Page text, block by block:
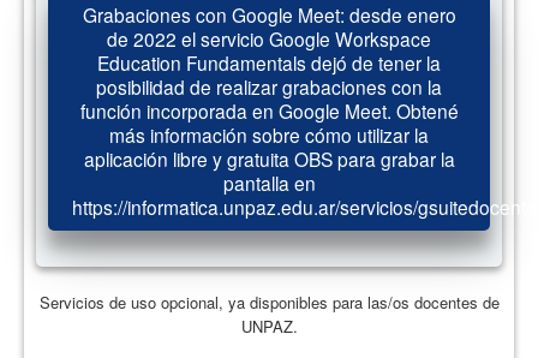
Grabaciones con Google Meet: desde enero
de 2022 el servicio Google Workspace
Education Fundamentals dejó de tener la
posibilidad de realizar grabaciones con la
función incorporada en Google Meet. Obtené
más información sobre cómo utilizar la
aplicación libre y gratuita OBS para grabar la
pantalla en
https://informatica.unpaz.edu.ar/servicios/
Servicios de uso opcional, ya disponibles para las/os docentes de
UNPAZ.